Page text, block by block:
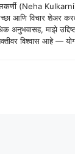
(Neha
आणि विचार शेअर
अनुभवासह, माझे
विश्वास आहे —